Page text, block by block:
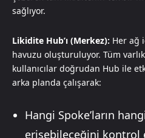
sağlıyor.
Likidite Hub’ı (Merkez): Her ağ
havuzu oluşturuluyor. Tüm
kullanıcılar doğrudan Hub ile
arka planda çalışarak:
Hangi Spoke’ların
erişebileceğini kontrol